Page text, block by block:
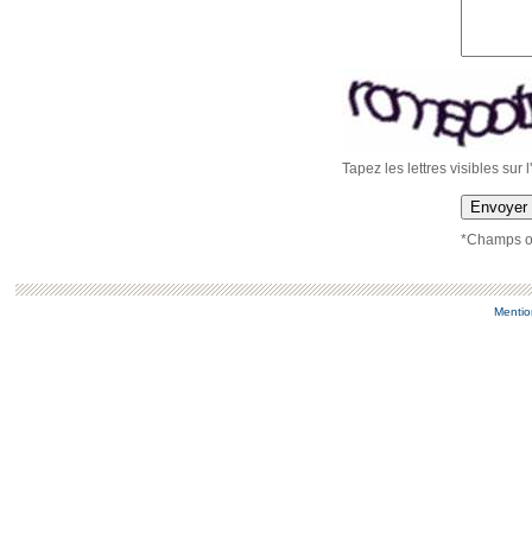
Tapez les lettres visibles sur
Envoyer
*Champs